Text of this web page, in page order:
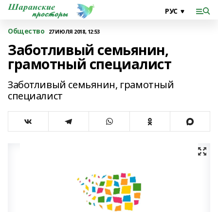
Общество 27 ИЮЛЯ 2018, 12:53
Заботливый семьянин,
грамотный специалист
Заботливый семьянин, грамотный
специалист